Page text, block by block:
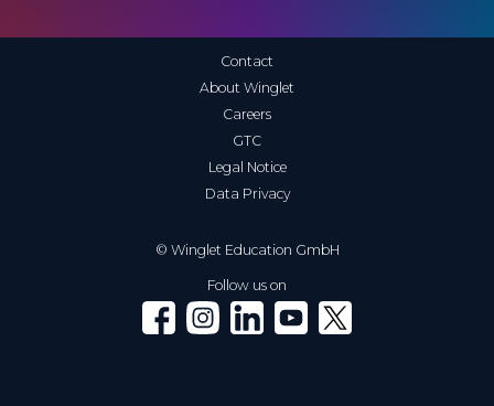
© Winglet Education GmbH
Contact
About Winglet
Careers
GTC
Legal Notice
Data Privacy
Follow us on
Winglet on Facebook
Winglet on Instagram
Winglet on LinkedIn
Winglet on YouTube
Winglet on X (Twitter)